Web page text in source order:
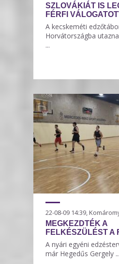
SZLOVÁKIÁT IS
FÉRFI
A kecskeméti
Horvátországba
...
22-08-09 14:39,
MEGKEZDTÉK A
FELKÉSZÜLÉST A
A nyári egyéni
már Hegedűs Gergely ...